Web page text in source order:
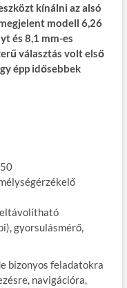
kínálni az alsó
modell 6,26
és 8,1 mm-es
választás volt első
épp idősebbek
gyorsulásmérő,
bizonyos feladatokra
navigációra,